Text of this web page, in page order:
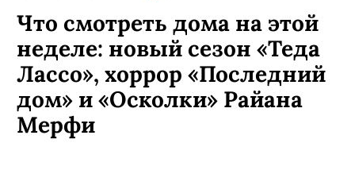
Что смотреть дома на этой
неделе: новый сезон «Теда
Лассо», хоррор «Последний
дом» и «Осколки» Райана
Мерфи